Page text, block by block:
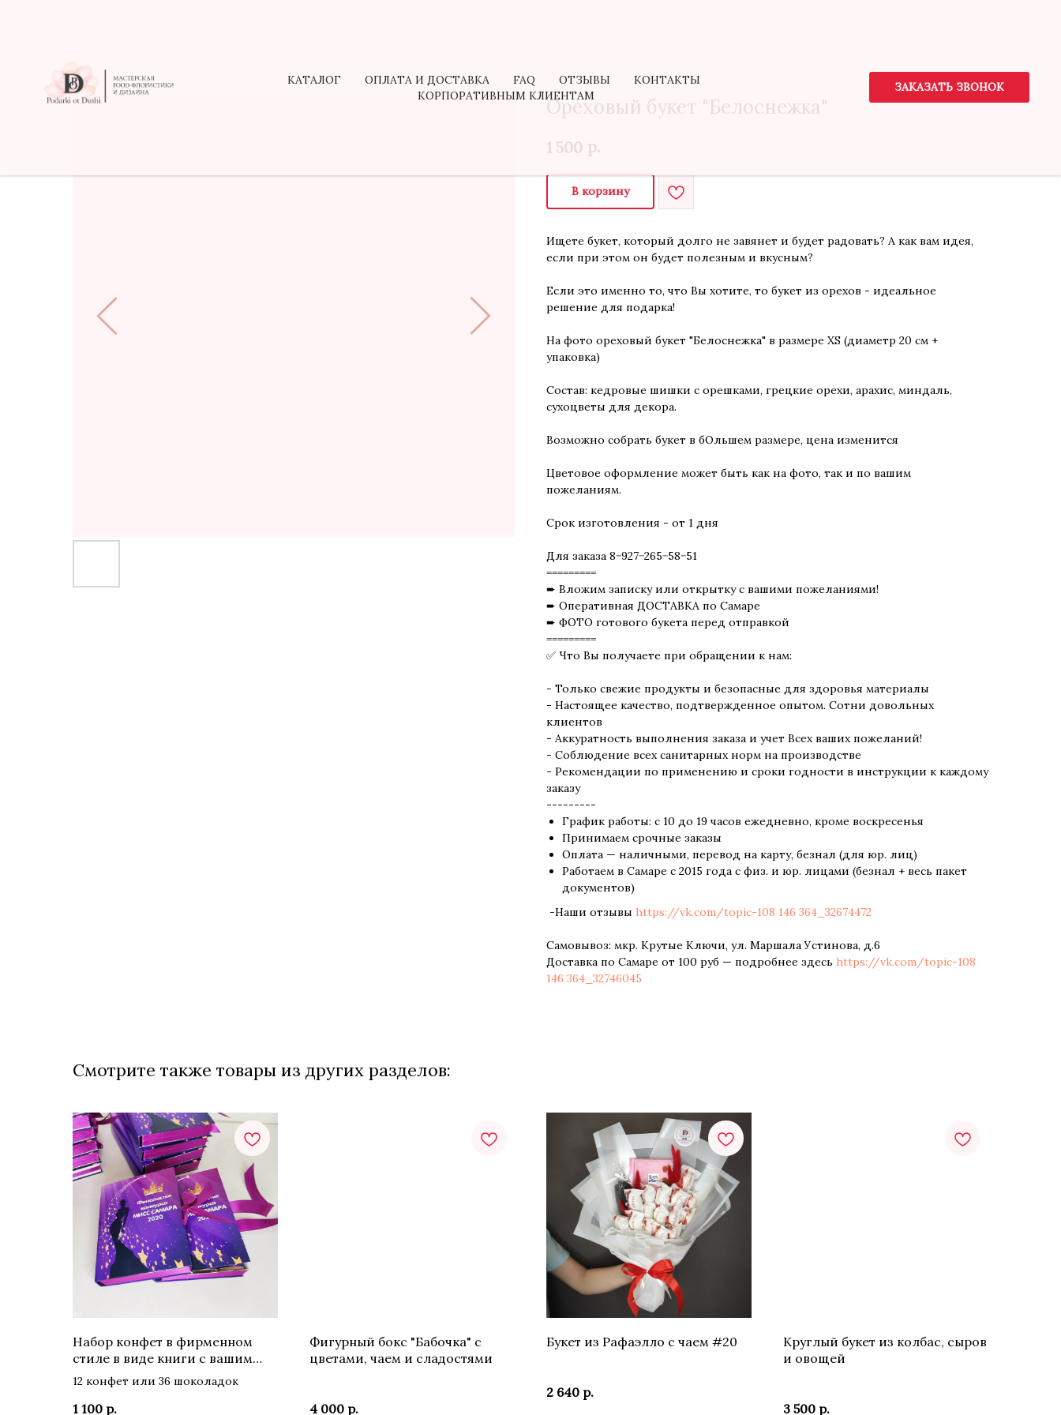
КАТАЛОГ ОПЛАТА И ДОСТАВКА FAQ ОТЗЫВЫ
КОНТАКТЫ
КОРПОРАТИВНЫМ КЛИЕНТАМ
ЗАКАЗАТЬ ЗВОНОК
Ореховый букет "Белоснежка"
1 500 р.
В корзину
Ищете букет, который долго не завянет и будет радовать? А как вам идея,
если при этом он будет полезным и вкусным?
Если это именно то, что Вы хотите, то букет из орехов - идеальное
решение для подарка!
На фото ореховый букет "Белоснежка" в размере XS (диаметр 20 см +
упаковка)
Состав: кедровые шишки с орешками, грецкие орехи, арахис, миндаль,
сухоцветы для декора.
Возможно собрать букет в бОльшем размере, цена изменится
Цветовое оформление может быть как на фото, так и по вашим
пожеланиям.
Срок изготовления - от 1 дня
Для заказа 8−927−265−58−51
=========
➨ Вложим записку или открытку с вашими пожеланиями!
➨ Оперативная ДОСТАВКА по Самаре
➨ ФОТО готового букета перед отправкой
=========
✅ Что Вы получаете при обращении к нам:
- Только свежие продукты и безопасные для здоровья материалы
- Настоящее качество, подтвержденное опытом. Сотни довольных
клиентов
- Аккуратность выполнения заказа и учет Всех ваших пожеланий!
- Соблюдение всех санитарных норм на производстве
- Рекомендации по применению и сроки годности в инструкции к каждому
заказу
---------
График работы: с 10 до 19 часов ежедневно, кроме воскресенья
Принимаем срочные заказы
Оплата — наличными, перевод на карту, безнал (для юр. лиц)
Работаем в Самаре с 2015 года с физ. и юр. лицами (безнал + весь пакет
документов)
-Наши отзывы https://vk.com/topic-108 146 364_32674472
Самовывоз: мкр. Крутые Ключи, ул. Маршала Устинова, д.6
Доставка по Самаре от 100 руб — подробнее здесь https://vk.com/topic-108
146 364_32746045
Смотрите также товары из других разделов:
Набор конфет в фирменном
стиле в виде книги с вашим
логотипом.
12 конфет или 36 шоколадок
1 100 р.
Фигурный бокс "Бабочка" с
цветами, чаем и сладостями
4 000 р.
Букет из Рафаэлло с чаем #20
2 640 р.
Круглый букет из колбас, сыров
и овощей
3 500 р.